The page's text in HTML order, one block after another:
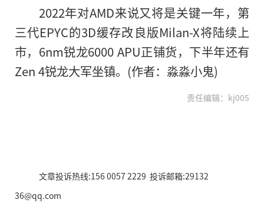
2022年对AMD来说又将是关键一年，第
三代EPYC的3D缓存改良版Milan-X将陆续上
市，6nm锐龙6000 APU正铺货，下半年还有
Zen 4锐龙大军坐镇。(作者：淼淼小鬼)
责任编辑：kj005
文章投诉热线:156 0057 2229 投诉邮箱:29132
36@qq.com